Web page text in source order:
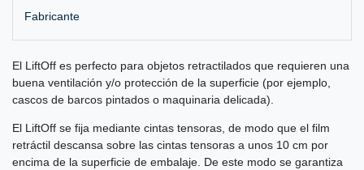
Fabricante
El LiftOff es perfecto para objetos retractilados que requieren una
buena ventilación y/o protección de la superficie (por ejemplo,
cascos de barcos pintados o maquinaria delicada).
El LiftOff se fija mediante cintas tensoras, de modo que el film
retráctil descansa sobre las cintas tensoras a unos 10 cm por
encima de la superficie de embalaje. De este modo se garantiza